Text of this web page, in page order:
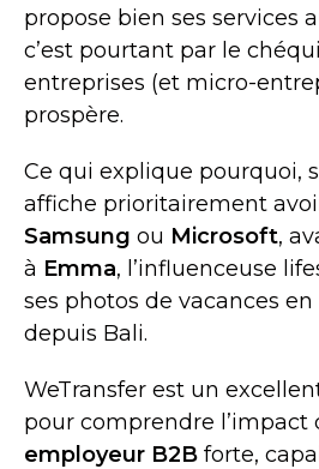
propose bien ses services
c’est pourtant par le
entreprises (et micro-
prospère.
Ce qui explique pourquoi,
affiche prioritairement
Samsung ou Microsoft,
à Emma, l’influenceuse
ses photos de vacances
depuis Bali.
WeTransfer est un
pour comprendre l’impact
employeur B2B forte,